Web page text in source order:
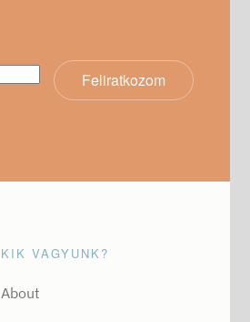
Feliratkozom
KIK VAGYUNK?
About